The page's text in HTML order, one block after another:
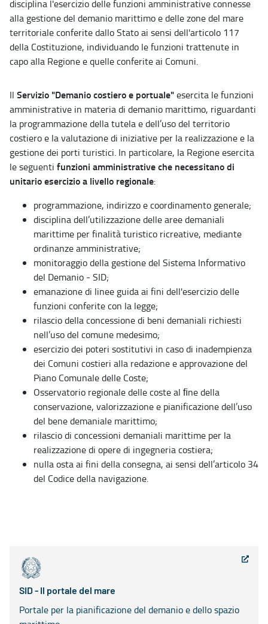
disciplina l'esercizio delle funzioni amministrative connesse
alla gestione del demanio marittimo e delle zone del mare
territoriale conferite dallo Stato ai sensi dell'articolo 117
della Costituzione, individuando le funzioni trattenute in
capo alla Regione e quelle conferite ai Comuni.
Il Servizio "Demanio costiero e portuale"esercita le funzioni
amministrative in materia di demanio marittimo, riguardanti
la programmazione della tutela e dell’uso del territorio
costiero e la valutazione di iniziative per la realizzazione e la
gestione dei porti turistici. In particolare, la Regione esercita
le seguenti funzioni amministrative che necessitano di
unitario esercizio a livello regionale:
programmazione, indirizzo e coordinamento generale;
disciplina dell’utilizzazione delle aree demaniali
marittime per finalità turistico ricreative, mediante
ordinanze amministrative;
monitoraggio della gestione del Sistema Informativo
del Demanio - SID;
emanazione di linee guida ai fini dell'esercizio delle
funzioni conferite con la legge;
rilascio della concessione di beni demaniali richiesti
nell’uso del comune medesimo;
esercizio dei poteri sostitutivi in caso di inadempienza
dei Comuni costieri alla redazione e approvazione del
Piano Comunale delle Coste;
Osservatorio regionale delle coste al ﬁne della
conservazione, valorizzazione e pianificazione dell’uso
del bene demaniale marittimo;
rilascio di concessioni demaniali marittime per la
realizzazione di opere di ingegneria costiera;
nulla osta ai fini della consegna, ai sensi dell’articolo 34
del Codice della navigazione.
SID - Il portale del mare
Portale per la pianificazione del demanio e dello spazio